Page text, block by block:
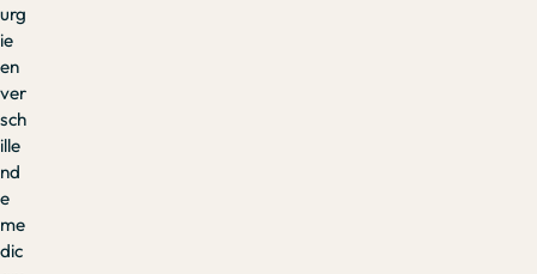
urg
ie
en
ver
sch
ille
nd
e
me
dic